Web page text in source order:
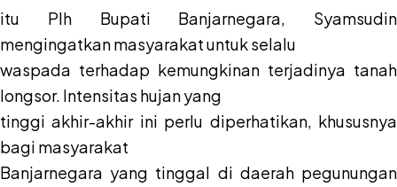
itu Plh Bupati Banjarnegara, Syamsudin
mengingatkan masyarakat untuk selalu
waspada terhadap kemungkinan terjadinya tanah
longsor. Intensitas hujan yang
tinggi akhir-akhir ini perlu diperhatikan, khususnya
bagi masyarakat
Banjarnegara yang tinggal di daerah pegunungan